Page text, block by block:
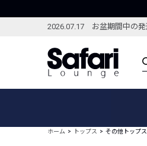
2026.07.17 お盆期間中の
ブランドから探す
ホーム トップス その他トップ